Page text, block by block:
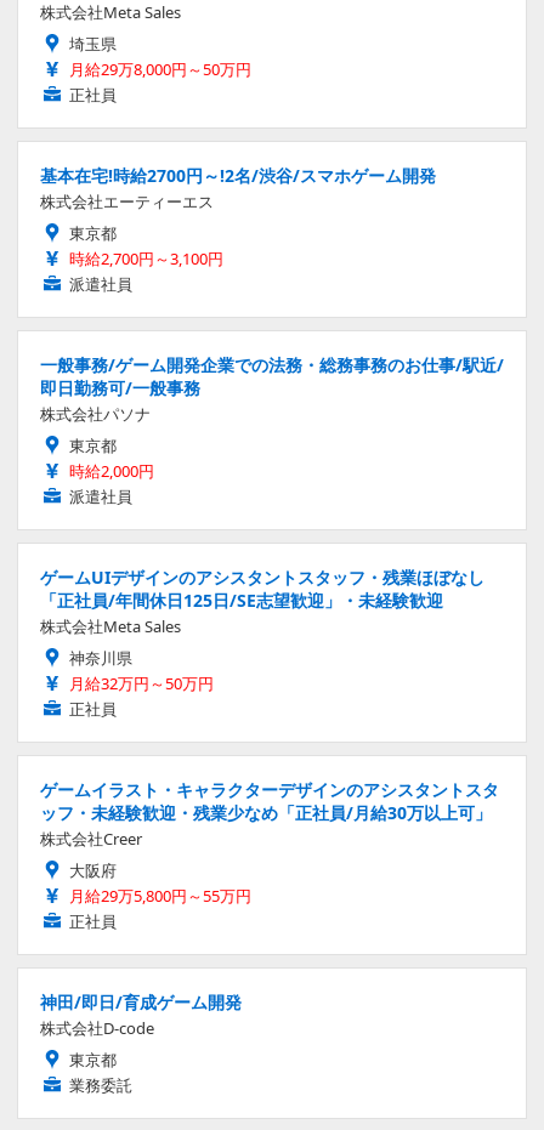
株式会社Meta Sales
埼玉県
月給29万8,000円～50万円
正社員
基本在宅!時給2700円～!2名/渋谷/スマホゲーム開発
株式会社エーティーエス
東京都
時給2,700円～3,100円
派遣社員
一般事務/ゲーム開発企業での法務・総務事務のお仕事/駅近/
即日勤務可/一般事務
株式会社パソナ
東京都
時給2,000円
派遣社員
ゲームUIデザインのアシスタントスタッフ・残業ほぼなし
「正社員/年間休日125日/SE志望歓迎」・未経験歓迎
株式会社Meta Sales
神奈川県
月給32万円～50万円
正社員
ゲームイラスト・キャラクターデザインのアシスタントスタ
ッフ・未経験歓迎・残業少なめ「正社員/月給30万以上可」
株式会社Creer
大阪府
月給29万5,800円～55万円
正社員
神田/即日/育成ゲーム開発
株式会社D-code
東京都
業務委託